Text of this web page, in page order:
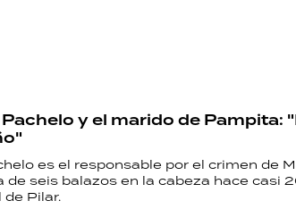
y el marido de Pampita:
es el responsable por el crimen de
de seis balazos en la cabeza hace casi
Pilar.